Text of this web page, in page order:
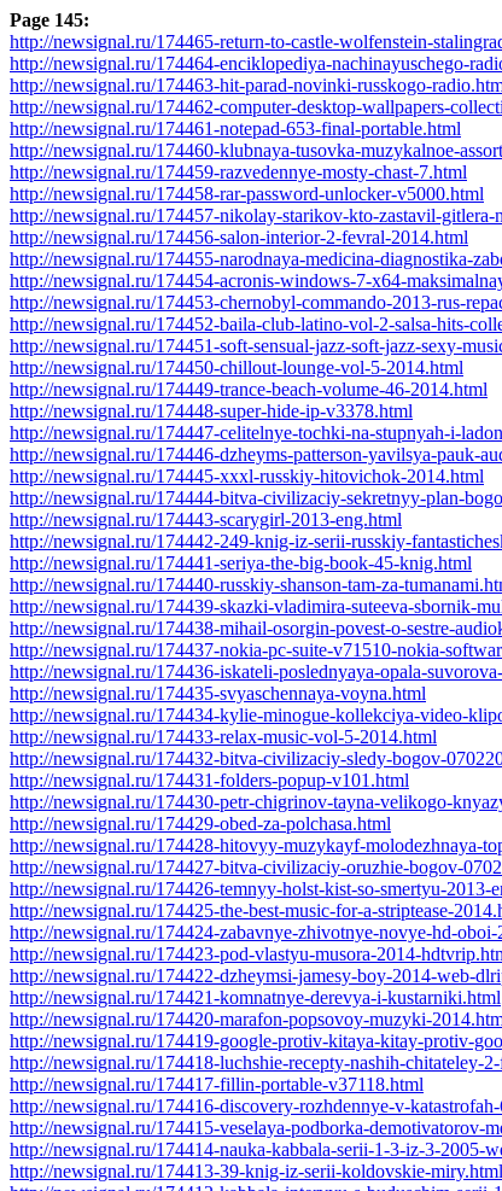
Page 145:
http://newsignal.ru/174465-return-to-castle-wolfenstein-
http://newsignal.ru/174464-enciklopediya-nachinayuschego-
http://newsignal.ru/174463-hit-parad-novinki-russkogo-
http://newsignal.ru/174462-computer-desktop-wallpapers-
http://newsignal.ru/174461-notepad-653-final-portable.html
http://newsignal.ru/174460-klubnaya-tusovka-muzykalnoe-
http://newsignal.ru/174459-razvedennye-mosty-chast-7.html
http://newsignal.ru/174458-rar-password-unlocker-v5000.html
http://newsignal.ru/174457-nikolay-starikov-kto-zastavil-gitlera-
http://newsignal.ru/174456-salon-interior-2-fevral-2014.html
http://newsignal.ru/174455-narodnaya-medicina-diagnostika-
http://newsignal.ru/174454-acronis-windows-7-x64-
http://newsignal.ru/174453-chernobyl-commando-2013-rus-
http://newsignal.ru/174452-baila-club-latino-vol-2-salsa-hits-
http://newsignal.ru/174451-soft-sensual-jazz-soft-jazz-sexy-
http://newsignal.ru/174450-chillout-lounge-vol-5-2014.html
http://newsignal.ru/174449-trance-beach-volume-46-2014.html
http://newsignal.ru/174448-super-hide-ip-v3378.html
http://newsignal.ru/174447-celitelnye-tochki-na-stupnyah-i-
http://newsignal.ru/174446-dzheyms-patterson-yavilsya-pauk-
http://newsignal.ru/174445-xxxl-russkiy-hitovichok-2014.html
http://newsignal.ru/174444-bitva-civilizaciy-sekretnyy-plan-
http://newsignal.ru/174443-scarygirl-2013-eng.html
http://newsignal.ru/174442-249-knig-iz-serii-russkiy-
http://newsignal.ru/174441-seriya-the-big-book-45-knig.html
http://newsignal.ru/174440-russkiy-shanson-tam-za-
http://newsignal.ru/174439-skazki-vladimira-suteeva-sbornik-
http://newsignal.ru/174438-mihail-osorgin-povest-o-sestre-
http://newsignal.ru/174437-nokia-pc-suite-v71510-nokia-
http://newsignal.ru/174436-iskateli-poslednyaya-opala-
http://newsignal.ru/174435-svyaschennaya-voyna.html
http://newsignal.ru/174434-kylie-minogue-kollekciya-video-
http://newsignal.ru/174433-relax-music-vol-5-2014.html
http://newsignal.ru/174432-bitva-civilizaciy-sledy-bogov-
http://newsignal.ru/174431-folders-popup-v101.html
http://newsignal.ru/174430-petr-chigrinov-tayna-velikogo-
http://newsignal.ru/174429-obed-za-polchasa.html
http://newsignal.ru/174428-hitovyy-muzykayf-molodezhnaya-
http://newsignal.ru/174427-bitva-civilizaciy-oruzhie-bogov-
http://newsignal.ru/174426-temnyy-holst-kist-so-smertyu-2013-
http://newsignal.ru/174425-the-best-music-for-a-striptease-
http://newsignal.ru/174424-zabavnye-zhivotnye-novye-hd-oboi-
http://newsignal.ru/174423-pod-vlastyu-musora-2014-
http://newsignal.ru/174422-dzheymsi-jamesy-boy-2014-web-
http://newsignal.ru/174421-komnatnye-derevya-i-kustarniki.html
http://newsignal.ru/174420-marafon-popsovoy-muzyki-
http://newsignal.ru/174419-google-protiv-kitaya-kitay-protiv-
http://newsignal.ru/174418-luchshie-recepty-nashih-chitateley-
http://newsignal.ru/174417-fillin-portable-v37118.html
http://newsignal.ru/174416-discovery-rozhdennye-v-
http://newsignal.ru/174415-veselaya-podborka-demotivatorov-
http://newsignal.ru/174414-nauka-kabbala-serii-1-3-iz-3-2005-
http://newsignal.ru/174413-39-knig-iz-serii-koldovskie-miry.html